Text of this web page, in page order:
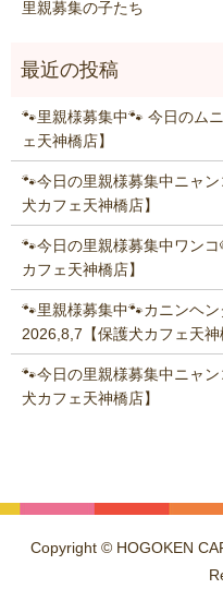
里親募集の子たち
🐾里親様募集中🐾 今日のム
ェ天神橋店】
🐾今日の里親様募集中ニャ
犬カフェ天神橋店】
🐾今日の里親様募集中ワン
カフェ天神橋店】
🐾里親様募集中🐾カニンヘ
2026,8,7【保護犬カフェ天神
🐾今日の里親様募集中ニャ
犬カフェ天神橋店】
Copyright © HOGOKEN